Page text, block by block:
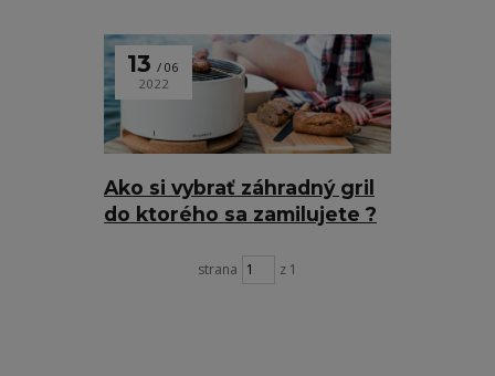
Ako si vybrať záhradný gril
do ktorého sa zamilujete ?
13
06
2022
strana z 1